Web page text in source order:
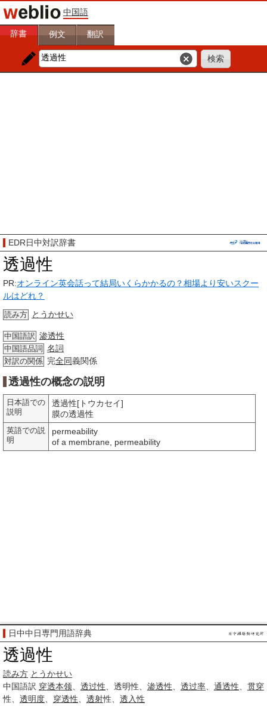
中国語
辞書 例文 翻訳
EDR日中対訳辞書
透過性
PR:オンライン英会話って結局いくらかかるの？相場より安いスクー
ルはどれ？
読み方 とうかせい
中国語訳 渗透性
中国語品詞 名詞
対訳の関係 完全同義関係
透過性の概念の説明
日本語での
説明
透過性[トウカセイ]
膜の透過性
英語での説
明
permeability
of a membrane, permeability
日中中日専門用語辞典
透過性
読み方 とうかせい
中国語訳 穿透本领 透过性 、透明性、 渗透性 透过率 通透性
贯穿
性、 透明度 穿透性 透射性、 透入性